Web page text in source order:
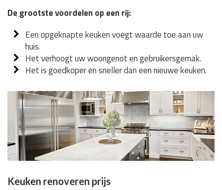
De grootste voordelen op een rij:
Een opgeknapte keuken voegt waarde toe aan uw
huis.
Het verhoogt uw woongenot en gebruikersgemak.
Het is goedkoper en sneller dan een nieuwe keuken.
Keuken renoveren prijs